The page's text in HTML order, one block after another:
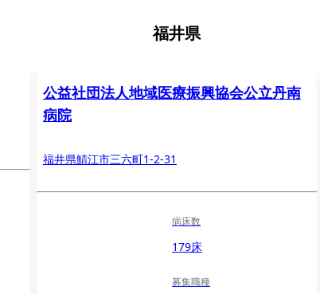
福井県
公益社団法人地域医療振興協会公立丹南
病院
福井県鯖江市三六町1-2-31
病床数
179床
募集職種